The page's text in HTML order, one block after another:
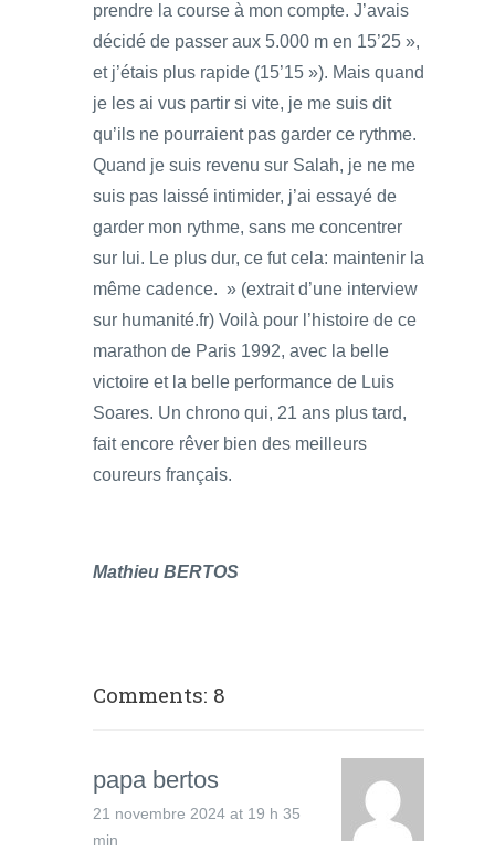
prendre la course à mon compte. J’avais
décidé de passer aux 5.000 m en 15’25 »,
et j’étais plus rapide (15’15 »). Mais quand
je les ai vus partir si vite, je me suis dit
qu’ils ne pourraient pas garder ce rythme.
Quand je suis revenu sur Salah, je ne me
suis pas laissé intimider, j’ai essayé de
garder mon rythme, sans me concentrer
sur lui. Le plus dur, ce fut cela: maintenir la
même cadence. » (extrait d’une interview
sur humanité.fr) Voilà pour l’histoire de ce
marathon de Paris 1992, avec la belle
victoire et la belle performance de Luis
Soares. Un chrono qui, 21 ans plus tard,
fait encore rêver bien des meilleurs
coureurs français.
Mathieu BERTOS
Comments: 8
papa bertos
21 novembre 2024 at 19 h 35
min